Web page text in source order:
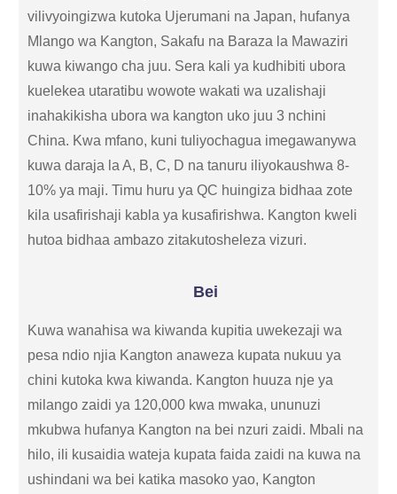
vilivyoingizwa kutoka Ujerumani na Japan, hufanya
Mlango wa Kangton, Sakafu na Baraza la Mawaziri
kuwa kiwango cha juu. Sera kali ya kudhibiti ubora
kuelekea utaratibu wowote wakati wa uzalishaji
inahakikisha ubora wa kangton uko juu 3 nchini
China. Kwa mfano, kuni tuliyochagua imegawanywa
kuwa daraja la A, B, C, D na tanuru iliyokaushwa 8-
10% ya maji. Timu huru ya QC huingiza bidhaa zote
kila usafirishaji kabla ya kusafirishwa. Kangton kweli
hutoa bidhaa ambazo zitakutosheleza vizuri.
Bei
Kuwa wanahisa wa kiwanda kupitia uwekezaji wa
pesa ndio njia Kangton anaweza kupata nukuu ya
chini kutoka kwa kiwanda. Kangton huuza nje ya
milango zaidi ya 120,000 kwa mwaka, ununuzi
mkubwa hufanya Kangton na bei nzuri zaidi. Mbali na
hilo, ili kusaidia wateja kupata faida zaidi na kuwa na
ushindani wa bei katika masoko yao, Kangton